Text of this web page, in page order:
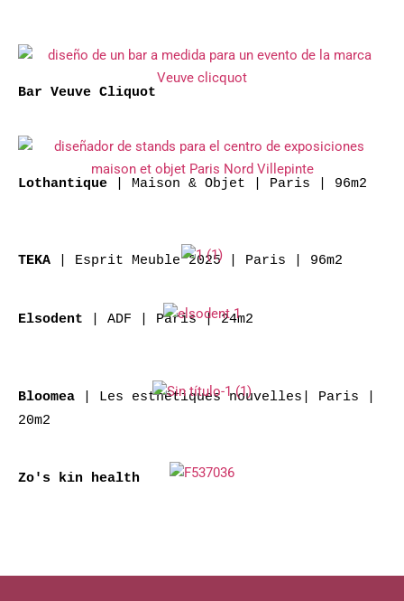
Bar Veuve Cliquot
Lothantique | Maison & Objet | Paris | 96m2
TEKA | Esprit Meuble 2025 | Paris | 96m2
Elsodent | ADF | Paris | 24m2
Bloomea | Les esthétiques nouvelles| Paris |
20m2
Zo's kin health